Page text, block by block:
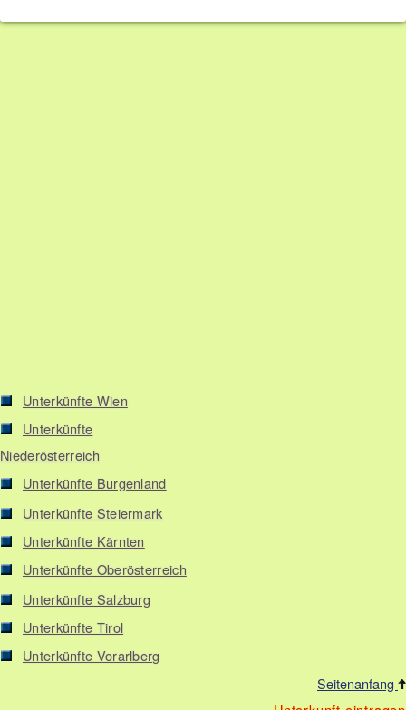
Unterkünfte Wien
Unterkünfte
Niederösterreich
Unterkünfte Burgenland
Unterkünfte Steiermark
Unterkünfte Kärnten
Unterkünfte Oberösterreich
Unterkünfte Salzburg
Unterkünfte Tirol
Unterkünfte Vorarlberg
Seitenanfang